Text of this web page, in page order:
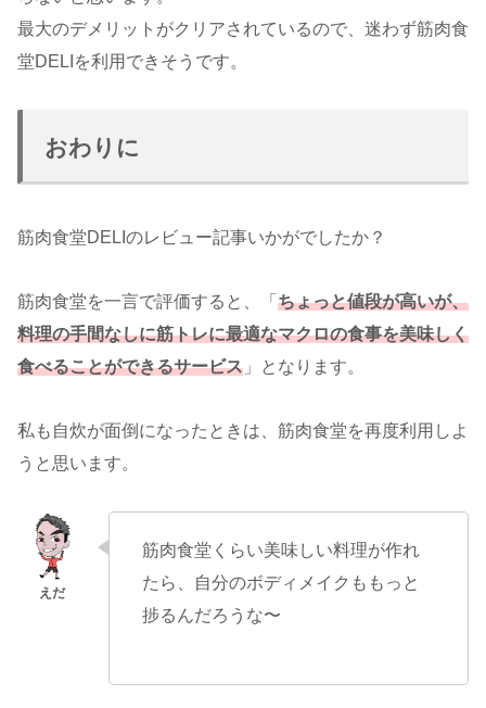
最大のデメリットがクリアされているので、迷わず筋肉食
堂DELIを利用できそうです。
おわりに
筋肉食堂DELIのレビュー記事いかがでしたか？
筋肉食堂を一言で評価すると、「 ちょっと値段が高いが、
料理の手間なしに筋トレに最適なマクロの食事を美味しく
食べることができるサービス 」となります。
私も自炊が面倒になったときは、筋肉食堂を再度利用しよ
うと思います。
筋肉食堂くらい美味しい料理が作れ
たら、自分のボディメイクももっと
捗るんだろうな〜